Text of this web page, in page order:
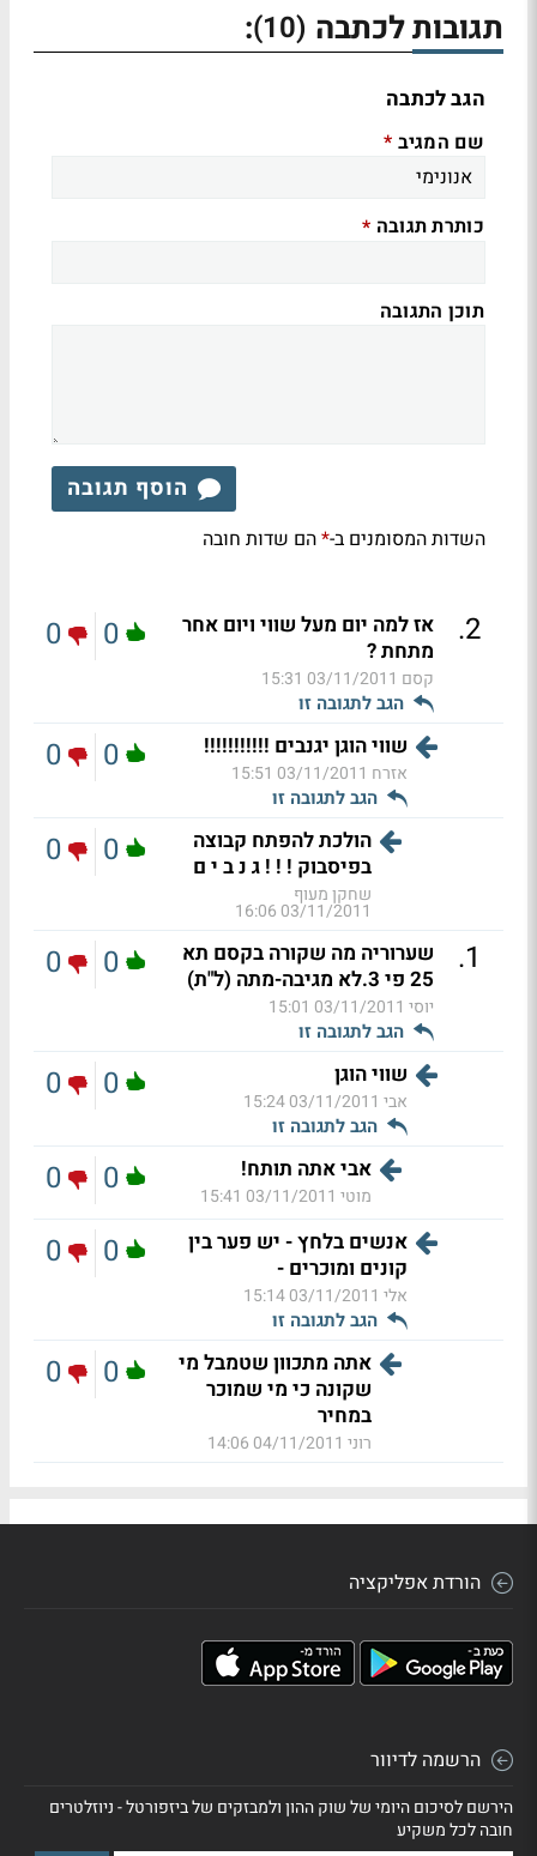
תגובות לכתבה (10)
:
הגב לכתבה
שם המגיב *
כותרת תגובה *
תוכן התגובה
הוסף תגובה
השדות המסומנים ב-*הם שדות חובה
2
.
אז למה יום מעל שווי ויום אחר
מתחת ?
קסם 03/11/2011 15:31
הגב לתגובה זו
0
0
שווי הוגן יגנבים !!!!!!!!!!!
אזרח 03/11/2011 15:51
הגב לתגובה זו
0
0
הולכת להפתח קבוצה
בפיסבוק ! ! ! ג נ ב י ם
שחקן מעוף
03/11/2011 16:06
0
0
1
.
שערוריה מה שקורה בקסם תא
25 פי 3.לא מגיבה-מתה (ל"ת)
יוסי 03/11/2011 15:01
הגב לתגובה זו
0
0
שווי הוגן
אבי 03/11/2011 15:24
הגב לתגובה זו
0
0
אבי אתה תותח!
מוטי 03/11/2011 15:41
0
0
אנשים בלחץ - יש פער בין
קונים ומוכרים -
אלי 03/11/2011 15:14
הגב לתגובה זו
0
0
אתה מתכוון שטמבל מי
שקונה כי מי שמוכר
במחיר
רוני 04/11/2011 14:06
0
0
הורדת אפליקציה
הרשמה לדיוור
הירשם לסיכום היומי של שוק ההון ולמבזקים של ביזפורטל - ניוזלטרים
חובה לכל משקיע